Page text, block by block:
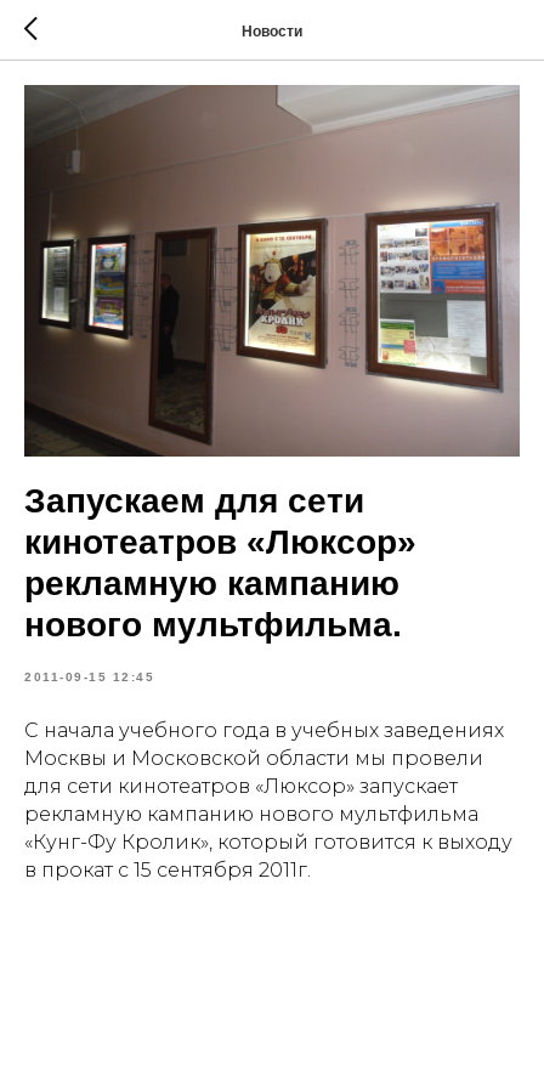
Новости
Запускаем для сети
кинотеатров «Люксор»
рекламную кампанию
нового мультфильма.
2011-09-15 12:45
С начала учебного года в учебных заведениях
Москвы и Московской области мы провели
для сети кинотеатров «Люксор» запускает
рекламную кампанию нового мультфильма
«Кунг-Фу Кролик», который готовится к выходу
в прокат с 15 сентября 2011г.